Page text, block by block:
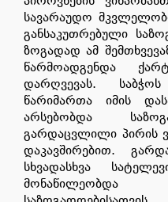
სავარაუდო
განსაკუთრებული
ზოგადად ამ
წარმოადგენდა
დარღვევას.
წარიმართა იმის
არსებობდა
გარდაცვლილი პირის
დაკავშირებით.
სხვადასხვა